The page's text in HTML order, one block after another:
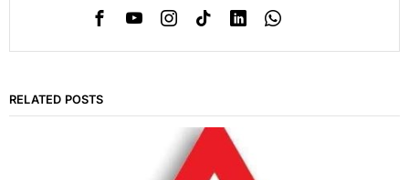
RELATED POSTS